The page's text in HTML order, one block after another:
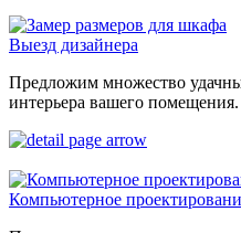
Выезд дизайнера
Предложим множество
интерьера вашего помещения.
Компьютерное